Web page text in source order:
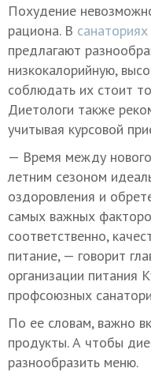
Похудение
рациона. В
предлагают
низкокалорийную,
соблюдать их стоит
Диетологи также
учитывая курсовой
— Время между
летним сезоном
оздоровления и
самых важных
соответственно,
питание, — говорит
организации питания
профсоюзных
По ее словам, важно
продукты. А чтобы
разнообразить меню.